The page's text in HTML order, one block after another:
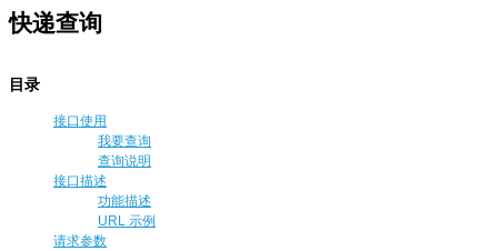
快递查询
目录
接口使用
我要查询
查询说明
接口描述
功能描述
URL 示例
请求参数